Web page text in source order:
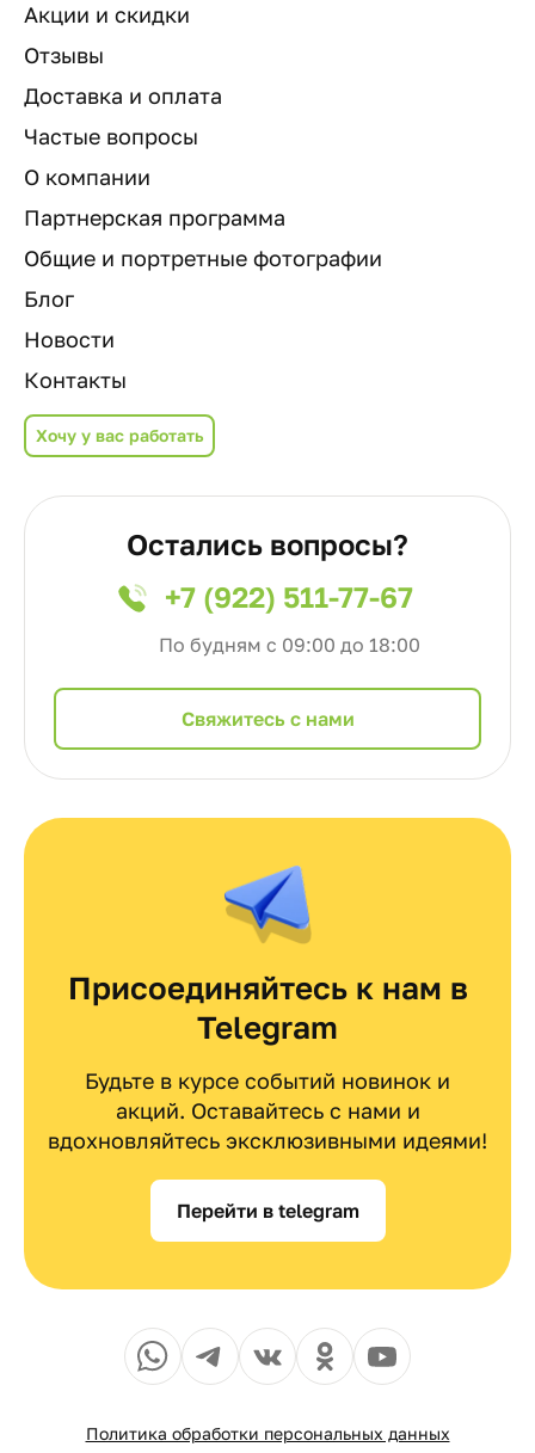
Акции и скидки
Отзывы
Доставка и оплата
Частые вопросы
О компании
Партнерская программа
Общие и портретные фотографии
Блог
Новости
Контакты
Хочу у вас работать
Остались вопросы?
+7 (922) 511-77-67
По будням с 09:00 до 18:00
Cвяжитесь с нами
Присоединяйтесь к нам в
Telegram
Будьте в курсе событий новинок и
акций. Оставайтесь с нами и
вдохновляйтесь эксклюзивными идеями!
Перейти в telegram
Политика обработки персональных данных